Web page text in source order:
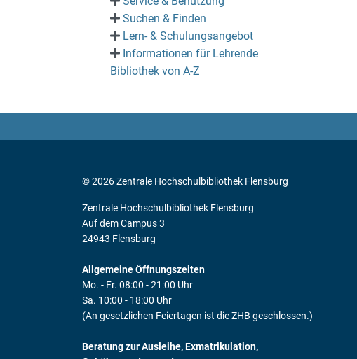
Suchen & Finden
Lern- & Schulungsangebot
Informationen für Lehrende
Bibliothek von A-Z
© 2026 Zentrale Hochschulbibliothek Flensburg
Zentrale Hochschulbibliothek Flensburg
Auf dem Campus 3
24943 Flensburg
Allgemeine Öffnungszeiten
Mo. - Fr. 08:00 - 21:00 Uhr
Sa. 10:00 - 18:00 Uhr
(An gesetzlichen Feiertagen ist die ZHB geschlossen.)
Beratung zur Ausleihe, Exmatrikulation,